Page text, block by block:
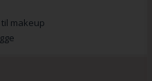
makeup